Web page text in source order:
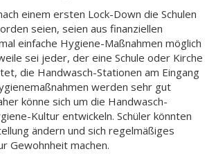
einem ersten Lock-Down die Schulen
seien, seien aus finanziellen
einfache Hygiene-Maßnahmen möglich
sei jeder, der eine Schule oder Kirche
die Handwasch-Stationen am Eingang
werden sehr gut
könne sich um die Handwasch-
Kultur entwickeln. Schüler könnten
ändern und sich regelmäßiges
Gewohnheit machen.